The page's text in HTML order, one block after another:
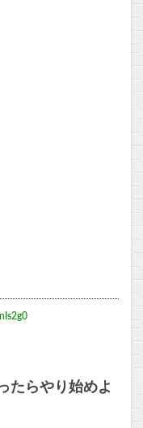
たらやり始めよ